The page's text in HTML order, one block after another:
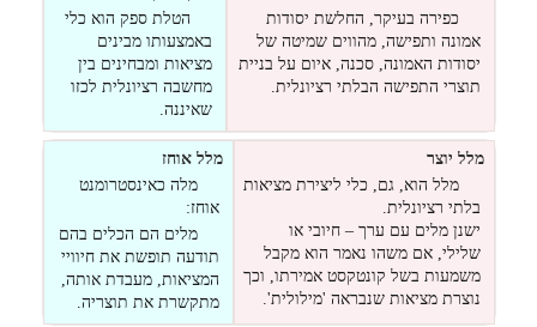
כפירה בעיקר, החלשת יסודות
אמונה ותפישה, מהווים שמיטה של
יסודות האמונה, סכנה, איום על בניית
תוצרי התפישה הבלתי רציונלית.
הטלת ספק הוא כלי
באמצעותו מבינים
מציאות ומבחינים בין
מחשבה רציונלית לכזו
שאיננה.
מלל יוצר
מלל הוא, גם, כלי ליצירת מציאות
בלתי רציונלית.
ישנן מלים עם ערך – חיובי או
שלילי, אם משהו נאמר הוא מקבל
משמעות בשל קונטקסט אמירתו, וכך
נוצרת מציאות שנבראה 'מילולית'.
מלל אוחז
מלה כאינסטרומנט
אוחז:
מלים הם הכלים בהם
תודעה תופשת את חיוויי
המציאות, מעבדת אותה,
מתקשרת את תוצריה.